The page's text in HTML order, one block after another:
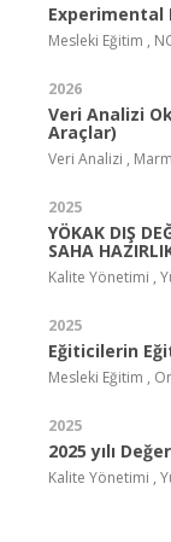
Mesleki Eğitim ,
2026
Veri Analizi
Araçlar)
Veri Analizi ,
2025
YÖKAK DIŞ
SAHA
Kalite Yönetimi ,
2025
Eğiticilerin
Mesleki Eğitim ,
2025
2025 yılı
Kalite Yönetimi ,